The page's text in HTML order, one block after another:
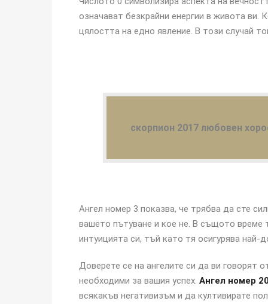
означават безкрайни енергии в живота ви.
цялостта на едно явление. В този случай
скорпион 2017 любовен
Ангел номер 3 показва, че трябва да сте
вашето пътуване и кое не. В същото време
интуицията си, тъй като тя осигурява
Доверете се на ангелите си да ви говорят
необходими за вашия успех. Ангел номер
всякакъв негативизъм и да култивирате